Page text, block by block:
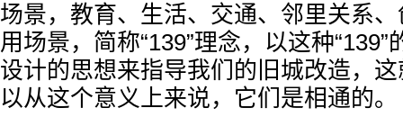
场景，教育、生活、交通、邻里关系
用场景，简称“139”理念，以这种
设计的思想来指导我们的旧城改造，
以从这个意义上来说，它们是相通的。